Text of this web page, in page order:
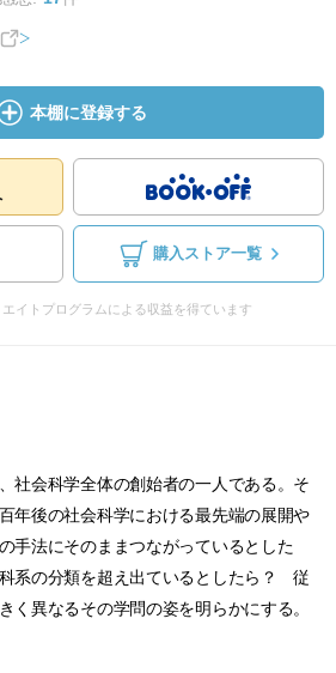
本棚に登録する
購入ストア一覧
イトプログラムによる収益を得ています
社会科学全体の創始者の一人である。そ
年後の社会科学における最先端の展開や
手法にそのままつながっているとした
系の分類を超え出ているとしたら？ 従
く異なるその学問の姿を明らかにする。